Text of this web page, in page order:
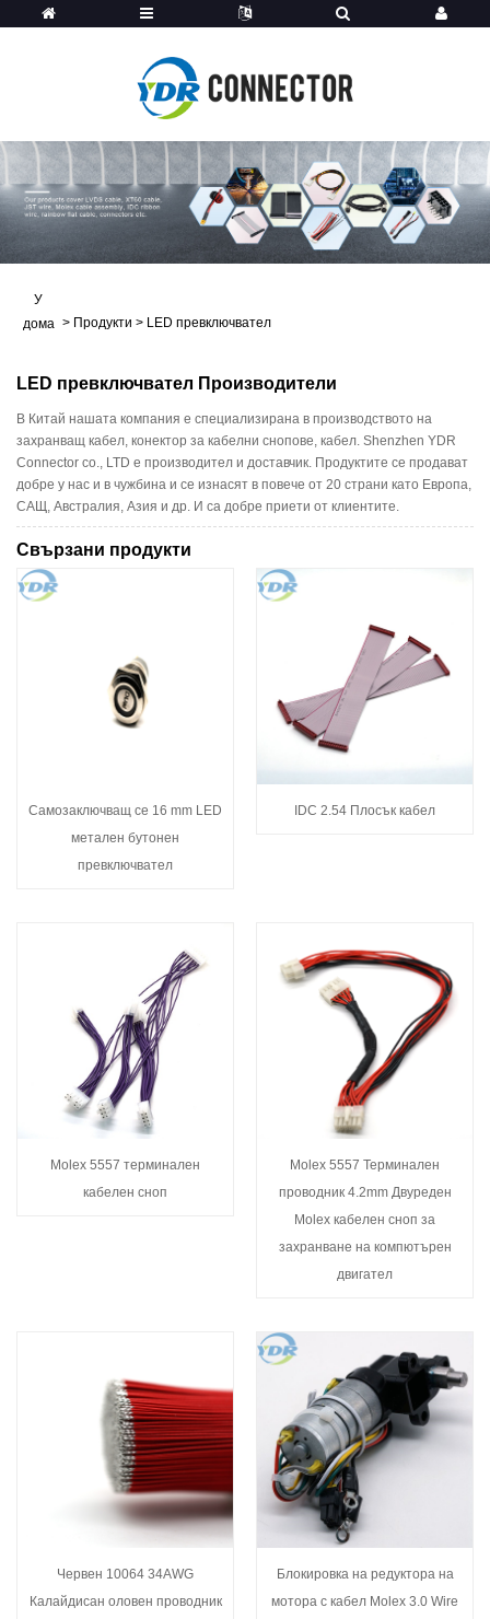
У
дома > Продукти > LED превключвател
LED превключвател Производители
В Китай нашата компания е специализирана в производството на
захранващ кабел, конектор за кабелни снопове, кабел. Shenzhen YDR
Connector co., LTD е производител и доставчик. Продуктите се продават
добре у нас и в чужбина и се изнасят в повече от 20 страни като Европа,
САЩ, Австралия, Азия и др. И са добре приети от клиентите.
Свързани продукти
Самозаключващ се 16 mm LED
метален бутонен
превключвател
IDC 2.54 Плосък кабел
Molex 5557 терминален
кабелен сноп
Molex 5557 Терминален
проводник 4.2mm Двуреден
Molex кабелен сноп за
захранване на компютърен
двигател
Червен 10064 34AWG
Калайдисан оловен проводник
Блокировка на редуктора на
мотора с кабел Molex 3.0 Wire